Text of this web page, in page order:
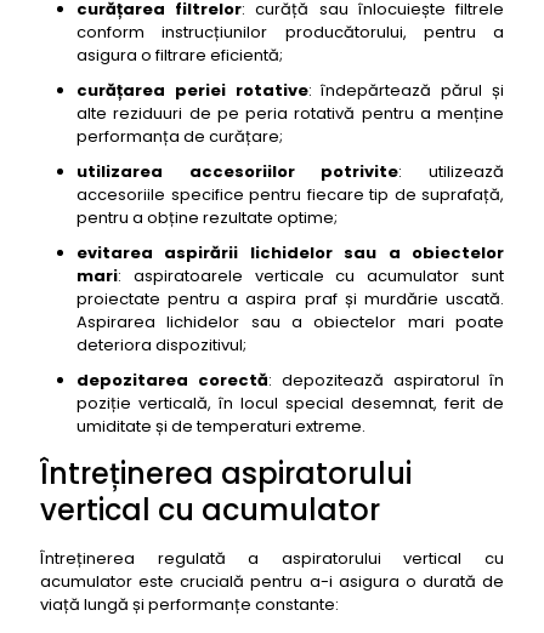
curățarea filtrelor: curăță sau înlocuiește filtrele
conform instrucțiunilor producătorului, pentru a
asigura o filtrare eficientă;
curățarea periei rotative: îndepărtează părul și
alte reziduuri de pe peria rotativă pentru a menține
performanța de curățare;
utilizarea accesoriilor potrivite: utilizează
accesoriile specifice pentru fiecare tip de suprafață,
pentru a obține rezultate optime;
evitarea aspirării lichidelor sau a obiectelor
mari: aspiratoarele verticale cu acumulator sunt
proiectate pentru a aspira praf și murdărie uscată.
Aspirarea lichidelor sau a obiectelor mari poate
deteriora dispozitivul;
depozitarea corectă: depozitează aspiratorul în
poziție verticală, în locul special desemnat, ferit de
umiditate și de temperaturi extreme.
Întreținerea aspiratorului
vertical cu acumulator
Întreținerea regulată a aspiratorului vertical cu
acumulator este crucială pentru a-i asigura o durată de
viață lungă și performanțe constante: